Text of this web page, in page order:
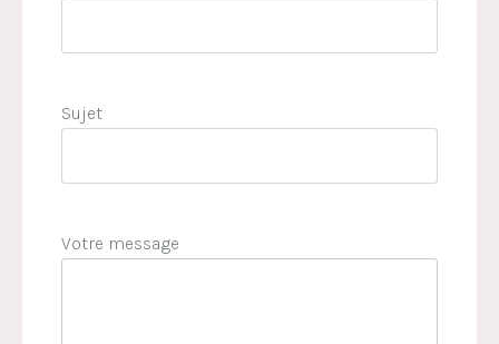
Sujet
Votre message